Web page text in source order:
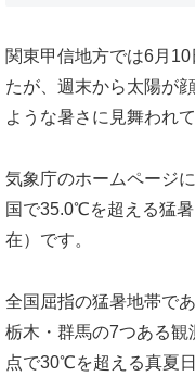
関東甲信地方では6月
たが、週末から太陽が
ような暑さに見舞われて
気象庁のホームページ
国で35.0℃を超える猛
在）です。
全国屈指の猛暑地帯で
栃木・群馬の7つある
点で30℃を超える真夏